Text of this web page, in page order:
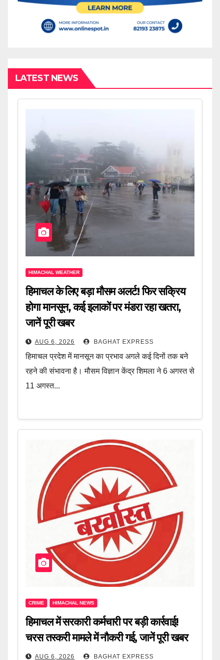
LATEST NEWS
HIMACHAL WEATHER
हिमाचल के लिए बड़ा मौसम अलर्ट! फिर सक्रिय
होगा मानसून, कई इलाकों पर मंडरा रहा खतरा,
जानें पूरी खबर
AUG 6, 2026 BAGHAT EXPRESS
हिमाचल प्रदेश में मानसून का प्रभाव अगले कई दिनों तक बने
रहने की संभावना है। मौसम विज्ञान केंद्र शिमला ने 6 अगस्त से
11 अगस्त...
CRIME HIMACHAL NEWS
हिमाचल में सरकारी कर्मचारी पर बड़ी कार्रवाई!
चरस तस्करी मामले में नौकरी गई, जानें पूरी खबर
AUG 6, 2026 BAGHAT EXPRESS